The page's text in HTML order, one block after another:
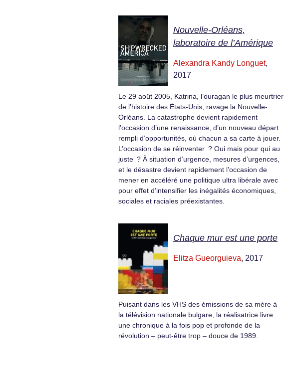
Nouvelle-Orléans,
laboratoire de l’Amérique
Alexandra Kandy Longuet,
2017
Le 29 août 2005, Katrina, l’ouragan le plus meurtrier
de l’histoire des États-Unis, ravage la Nouvelle-
Orléans. La catastrophe devient rapidement
l’occasion d’une renaissance, d’un nouveau départ
rempli d’opportunités, où chacun a sa carte à jouer.
L’occasion de se réinventer ? Oui mais pour qui au
juste ? À situation d’urgence, mesures d’urgences,
et le désastre devient rapidement l’occasion de
mener en accéléré une politique ultra libérale avec
pour effet d’intensifier les inégalités économiques,
sociales et raciales préexistantes.
Chaque mur est une porte
Elitza Gueorguieva, 2017
Puisant dans les VHS des émissions de sa mère à
la télévision nationale bulgare, la réalisatrice livre
une chronique à la fois pop et profonde de la
révolution – peut-être trop – douce de 1989.